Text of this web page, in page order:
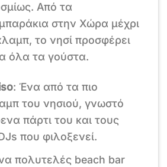
Από τα
στην Χώρα μέχρι
το νησί προσφέρει
όλα τα γούστα.
: Ένα από τα πιο
του νησιού, γνωστό
πάρτι του και τους
που φιλοξενεί.
πολυτελές beach bar